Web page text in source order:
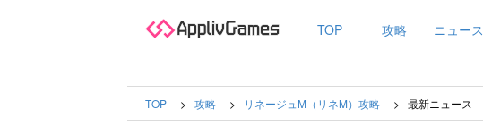
TOP 攻略 ニュース
TOP 攻略 リネージュM（リネM）攻略 最新ニュース